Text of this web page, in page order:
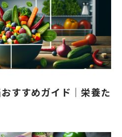
すすめガイド｜栄養た